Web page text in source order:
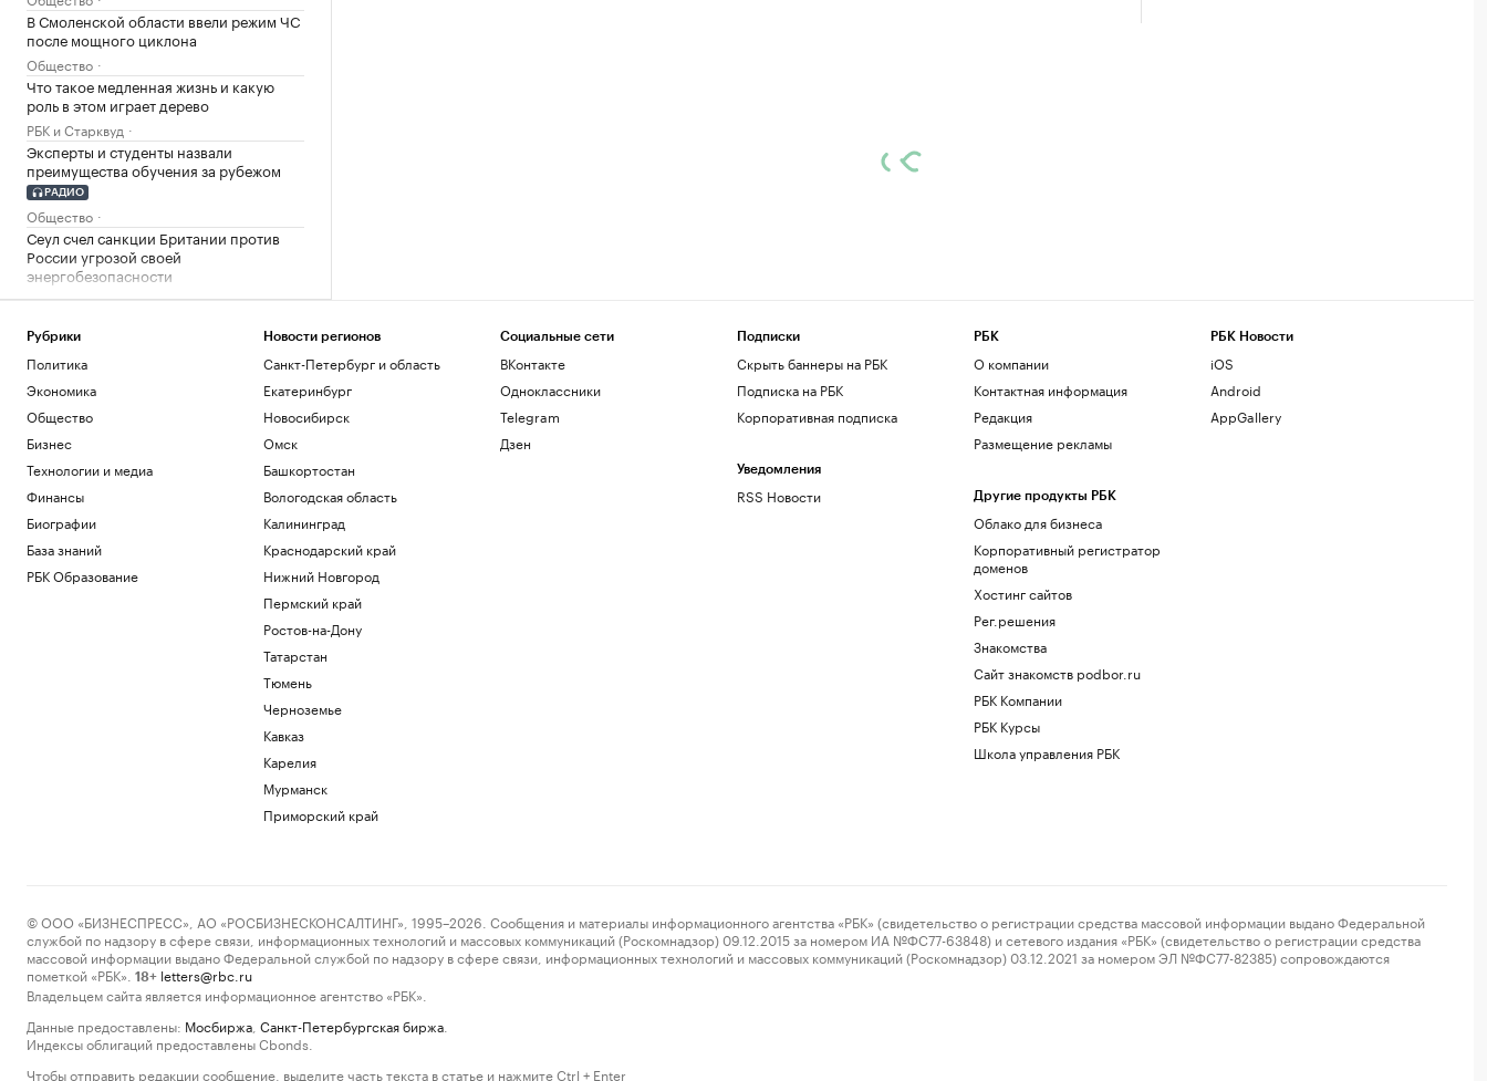
В Смоленской области ввели режим ЧС
после мощного циклона
Общество
Что такое медленная жизнь и какую
роль в этом играет дерево
РБК и Старквуд
Эксперты и студенты назвали
преимущества обучения за рубежом
РАДИО
Общество
Сеул счел санкции Британии против
России угрозой своей
энергобезопасности
Политика
художник Николай Марков
Общество
Рубрики
Политика
Экономика
Общество
Бизнес
Технологии и медиа
Финансы
Биографии
База знаний
РБК Образование
Новости регионов
Санкт-Петербург и область
Екатеринбург
Новосибирск
Омск
Башкортостан
Вологодская область
Калининград
Краснодарский край
Нижний Новгород
Пермский край
Ростов-на-Дону
Татарстан
Тюмень
Черноземье
Кавказ
Карелия
Мурманск
Приморский край
Социальные сети
ВКонтакте
Одноклассники
Telegram
Дзен
Подписки
Скрыть баннеры на РБК
Подписка на РБК
Корпоративная подписка
Уведомления
RSS Новости
РБК
О компании
Контактная информация
Редакция
Размещение рекламы
Другие продукты РБК
Облако для бизнеса
Корпоративный регистратор
доменов
Хостинг сайтов
Рег.решения
Знакомства
Сайт знакомств podbor.ru
РБК Компании
РБК Курсы
Школа управления РБК
РБК Новости
iOS
Android
AppGallery
© ООО «БИЗНЕСПРЕСС», АО «РОСБИЗНЕСКОНСАЛТИНГ», 1995–2026. Сообщения и материалы информационного агентства «РБК» (свидетельство о регистрации средства массовой информации выдано Федеральной
службой по надзору в сфере связи, информационных технологий и массовых коммуникаций (Роскомнадзор) 09.12.2015 за номером ИА №ФС77-63848) и сетевого издания «РБК» (свидетельство о регистрации средства
массовой информации выдано Федеральной службой по надзору в сфере связи, информационных технологий и массовых коммуникаций (Роскомнадзор) 03.12.2021 за номером ЭЛ №ФС77-82385) сопровождаются
пометкой «РБК».
18+ letters@rbc.ru
Владельцем сайта является информационное агентство «РБК».
Данные предоставлены: Мосбиржа Санкт-Петербургская биржа
Индексы облигаций предоставлены Cbonds.
Чтобы отправить редакции сообщение, выделите часть текста в статье и нажмите Ctrl + Enter